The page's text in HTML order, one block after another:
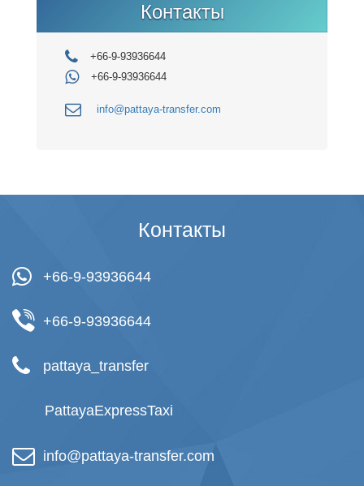
Контакты
+66-9-93936644
+66-9-93936644
info@pattaya-transfer.com
Контакты
+66-9-93936644
+66-9-93936644
pattaya_transfer
PattayaExpressTaxi
info@pattaya-transfer.com